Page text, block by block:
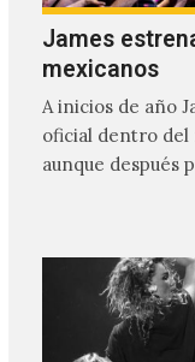
James
mexicanos
A inicios de año
oficial dentro del
aunque después